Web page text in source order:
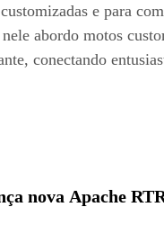
e para
abordo motos
conectando
nova Apache